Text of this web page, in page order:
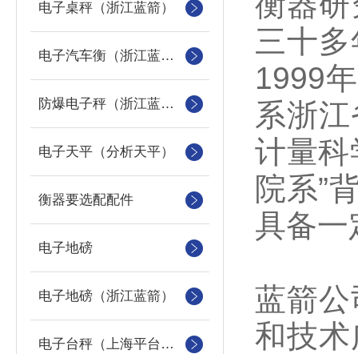
电子桌秤（浙江蓝箭）
电子汽车衡（浙江蓝箭汽车衡）
防爆电子秤（浙江蓝箭防爆秤）
电子天平（分析天平）
衡器要选配配件
电子地磅
电子地磅（浙江蓝箭）
电子台秤（上海平台称）
三十
1999
系浙
计量科
院系”
具备一
蓝箭
和技